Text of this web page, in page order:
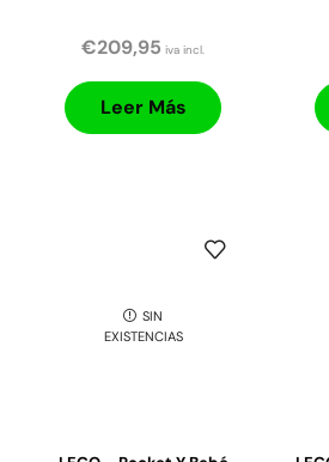
€209,95 iva incl.
Leer Más
SIN
EXISTENCIAS